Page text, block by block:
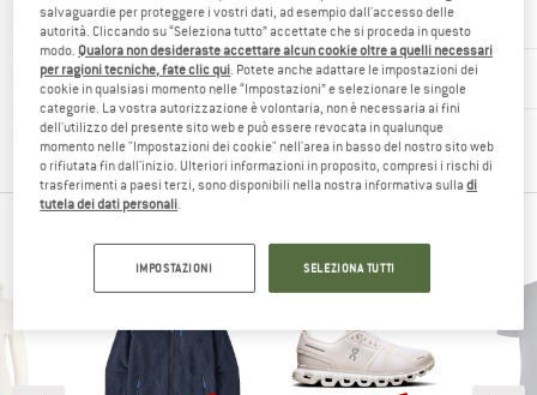
Nuotare
Running
Slackline
SCELTE TOP PER TE
salvaguardie per proteggere i vostri dati, ad esempio dall'accesso delle
autorità. Cliccando su “Seleziona tutto” accettate che si proceda in questo
modo. Qualora non desideraste accettare alcun cookie oltre a quelli necessari
per ragioni tecniche, fate clic qui . Potete anche adattare le impostazioni dei
cookie in qualsiasi momento nelle “Impostazioni” e selezionare le singole
categorie. La vostra autorizzazione è volontaria, non è necessaria ai fini
dell'utilizzo del presente sito web e può essere revocata in qualunque
momento nelle "Impostazioni dei cookie" nell'area in basso del nostro sito web
o rifiutata fin dall'inizio. Ulteriori informazioni in proposito, compresi i rischi di
trasferimenti a paesi terzi, sono disponibili nella nostra informativa sulladi
tutela dei dati personali
IMPOSTAZIONI SELEZIONA TUTTI